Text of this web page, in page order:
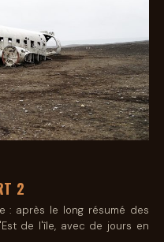
2
: après le long résumé des
de l'île, avec de jours en